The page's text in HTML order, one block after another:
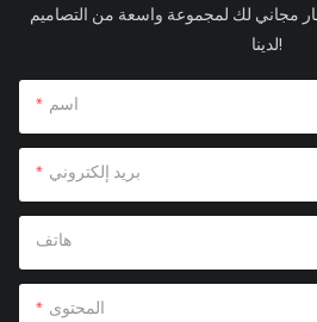
مجاني لك لمجموعة واسعة من التصاميم
لدينا!
اسم
بريد إلكتروني
هاتف
المحتوى